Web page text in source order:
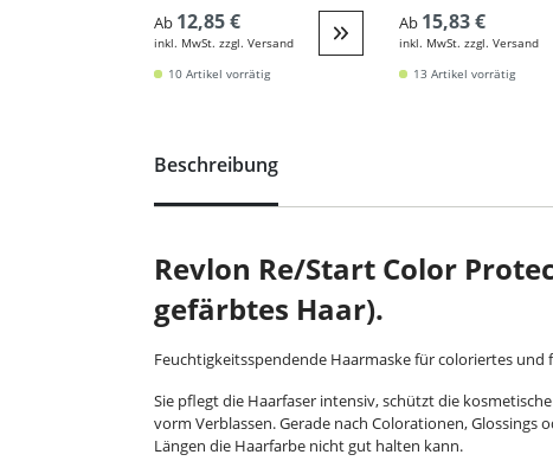
(sanft für coloriertes Haar)
Ab 12,85 €
inkl. MwSt. zzgl. Versand Weiter zur Detail
10 Artikel vorrätig
Conditioner (für
coloriertes Haar)
Ab 15,83 €
inkl. MwSt. zzgl. Versand
13 Artikel vorrätig
Beschreibung
Revlon Re/Start Color
gefärbtes Haar).
Feuchtigkeitsspendende Haarmaske für coloriertes und
Sie pflegt die Haarfaser intensiv, schützt die
vorm Verblassen. Gerade nach Colorationen, Glossings
Längen die Haarfarbe nicht gut halten kann.